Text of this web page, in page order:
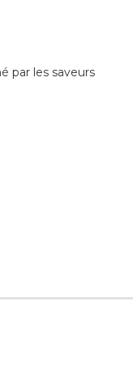
par les saveurs